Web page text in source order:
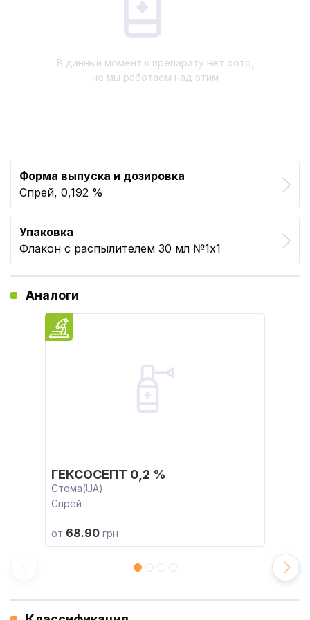
В данный момент к препарату нет фото,
но мы работаем над этим
Форма выпуска и дозировка
Спрей, 0,192 %
Упаковка
Флакон с распылителем 30 мл №1x1
Аналоги
ГЕКСОСЕПТ 0,2 %
Стома(UA)
Спрей
от 68.90 грн